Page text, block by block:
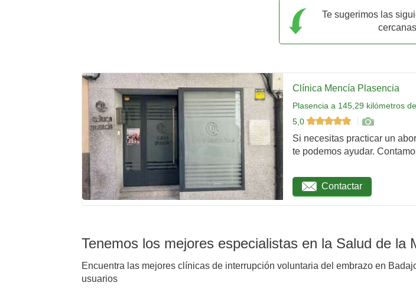
Te sugerimos las
cercanas
Clínica Mencía Plasencia
Plasencia a 145,29 kilómetros
5,0
Si necesitas practicar un
te podemos ayudar.
Contactar
Tenemos los mejores especialistas en la Salud de la
Encuentra las mejores clínicas de interrupción voluntaria del embrazo en
usuarios